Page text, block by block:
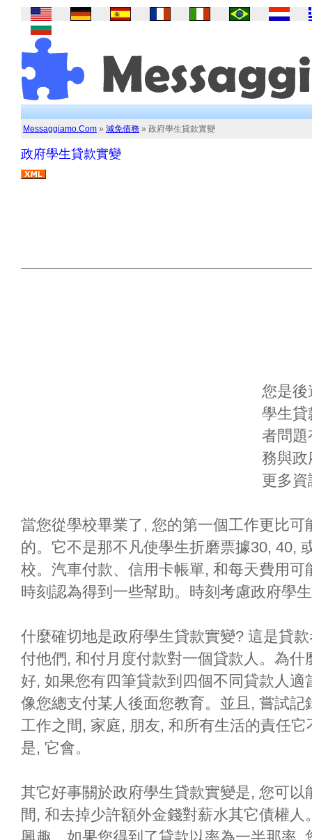
Messaggiamo.Com » 減免債務 » 政府學生貸款實變
政府學生貸款實變
您是
學生貸
者問題
務與政
更多資
當您從學校畢業了, 您的第一個工作更比
的。它不是那不凡使學生折磨票據30, 40,
校。汽車付款、信用卡帳單, 和每天費用
時刻認為得到一些幫助。時刻考慮政府學
什麼確切地是政府學生貸款實變? 這是貸
付他們, 和付月度付款對一個貸款人。為
好, 如果您有四筆貸款到四個不同貸款人
像您總支付某人後面您教育。並且, 嘗試
工作之間, 家庭, 朋友, 和所有生活的責任
是, 它會。
其它好事關於政府學生貸款實變是, 您可
間, 和去掉少許額外金錢對薪水其它債權